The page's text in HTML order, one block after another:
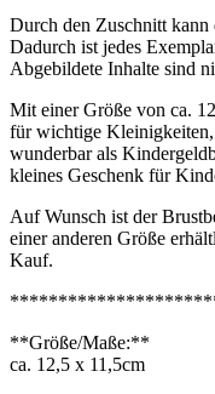
Durch den Zuschnitt
Dadurch ist jedes
Abgebildete Inhalte sind
Mit einer Größe von ca.
für wichtige
wunderbar als
kleines Geschenk für
Auf Wunsch ist der
einer anderen Größe
Kauf.
**Größe/Maße:**
ca. 12,5 x 11,5cm